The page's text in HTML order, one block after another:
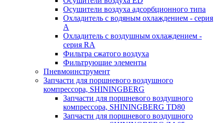
Осушители воздуха адсорбционного типа
Охладитель с водяным охлаждением - серия
A
Охладитель с воздушным охлаждением -
серия RA
Фильтра сжатого воздуха
Фильтрующие элементы
Пневмоинструмент
Запчасти для поршневого воздушного
компрессора, SHININGBERG
Запчасти для поршневого воздушного
компрессора, SHININGBERG TD80
Запчасти для поршневого воздушного